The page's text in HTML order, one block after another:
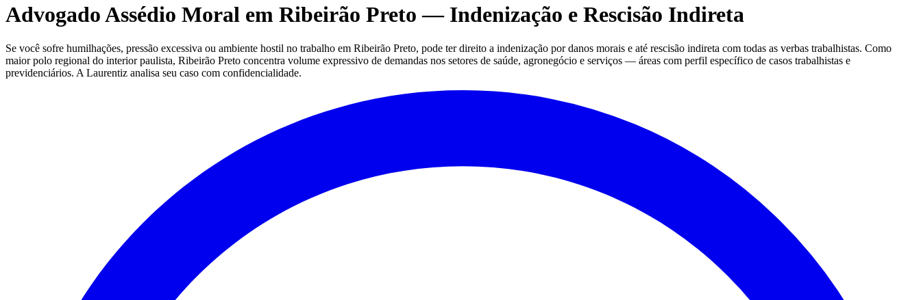
Advogado Assédio Moral em Ribeirão Preto — Indenização e Rescisão Indireta
Se você sofre humilhações, pressão excessiva ou ambiente hostil no trabalho em Ribeirão Preto, pode ter direito a indenização por danos morais e até rescisão indireta com todas as verbas trabalhistas. Como
maior polo regional do interior paulista, Ribeirão Preto concentra volume expressivo de demandas nos setores de saúde, agronegócio e serviços — áreas com perfil específico de casos trabalhistas e
previdenciários. A Laurentiz analisa seu caso com confidencialidade.